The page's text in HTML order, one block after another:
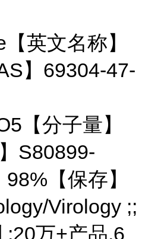
英文名称】
】69304-47-
【分子量】
S80899-
【保存】
Virology ;;
;20万+产品,6